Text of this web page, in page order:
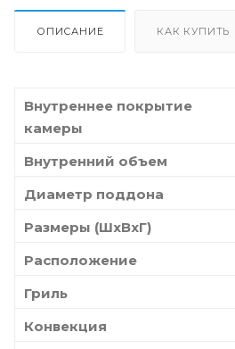
ОПИСАНИЕ КАК КУПИТЬ
Внутреннее покрытие
камеры
Внутренний объем
Диаметр поддона
Размеры (ШxВxГ)
Расположение
Гриль
Конвекция